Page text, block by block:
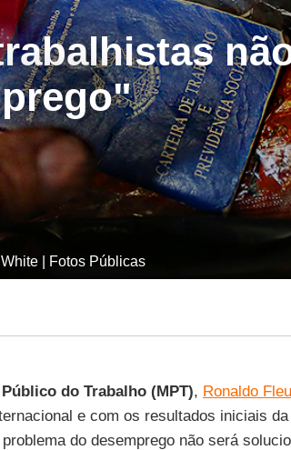
| Fotos Públicas
do Trabalho (MPT), Ronaldo
e com os resultados iniciais da
do desemprego não será